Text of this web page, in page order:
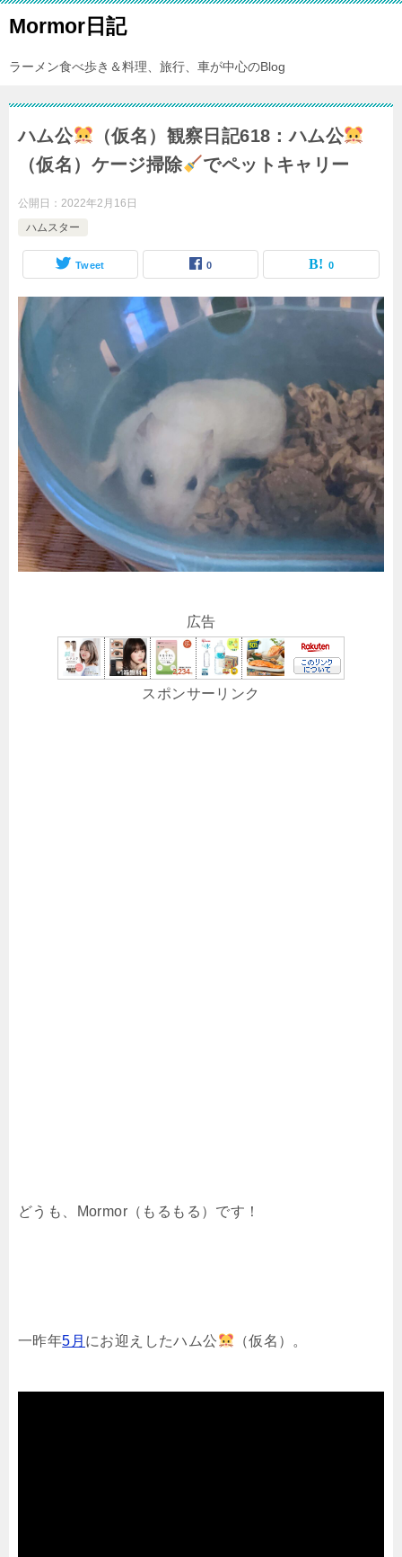
Mormor日記
ラーメン食べ歩き＆料理、旅行、車が中心のBlog
ハム公
（仮名）観察日記618：ハム公
（仮名）ケージ掃除
でペットキャリー
公開日： 2022年2月16日
ハムスター
Tweet 0 0
広告
スポンサーリンク
どうも、Mormor（もるもる）です！
一昨年5月 にお迎えしたハム公 （仮名）。